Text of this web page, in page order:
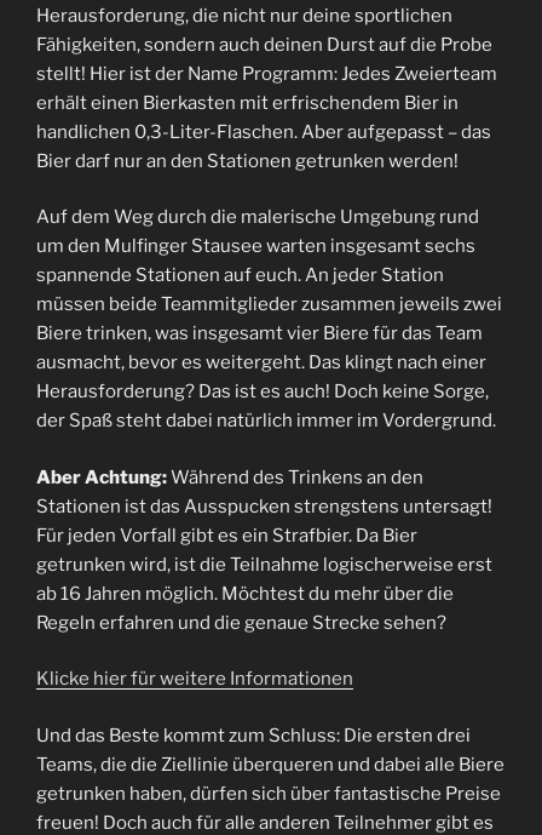
Herausforderung, die nicht nur deine sportlichen
Fähigkeiten, sondern auch deinen Durst auf die Probe
stellt! Hier ist der Name Programm: Jedes Zweierteam
erhält einen Bierkasten mit erfrischendem Bier in
handlichen 0,3-Liter-Flaschen. Aber aufgepasst – das
Bier darf nur an den Stationen getrunken werden!
Auf dem Weg durch die malerische Umgebung rund
um den Mulfinger Stausee warten insgesamt sechs
spannende Stationen auf euch. An jeder Station
müssen beide Teammitglieder zusammen jeweils zwei
Biere trinken, was insgesamt vier Biere für das Team
ausmacht, bevor es weitergeht. Das klingt nach einer
Herausforderung? Das ist es auch! Doch keine Sorge,
der Spaß steht dabei natürlich immer im Vordergrund.
Aber Achtung:Während des Trinkens an den
Stationen ist das Ausspucken strengstens untersagt!
Für jeden Vorfall gibt es ein Strafbier. Da Bier
getrunken wird, ist die Teilnahme logischerweise erst
ab 16 Jahren möglich. Möchtest du mehr über die
Regeln erfahren und die genaue Strecke sehen?
Klicke hier für weitere Informationen
Und das Beste kommt zum Schluss: Die ersten drei
Teams, die die Ziellinie überqueren und dabei alle Biere
getrunken haben, dürfen sich über fantastische Preise
freuen! Doch auch für alle anderen Teilnehmer gibt es